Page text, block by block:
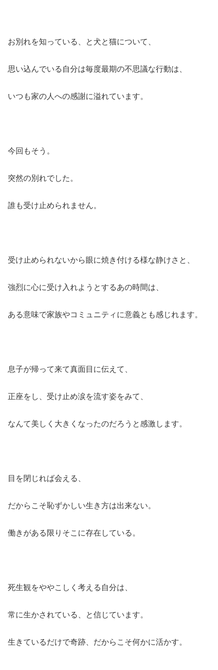
お別れを知っている、と犬と猫について、
思い込んでいる自分は毎度最期の不思議な行動は、
いつも家の人への感謝に溢れています。
今回もそう。
突然の別れでした。
誰も受け止められません。
受け止められないから眼に焼き付ける様な静けさと、
強烈に心に受け入れようとするあの時間は、
ある意味で家族やコミュニティに意義とも感じれます。
息子が帰って来て真面目に伝えて、
正座をし、受け止め涙を流す姿をみて、
なんて美しく大きくなったのだろうと感激します。
目を閉じれば会える、
だからこそ恥ずかしい生き方は出来ない。
働きがある限りそこに存在している。
死生観をややこしく考える自分は、
常に生かされている、と信じています。
生きているだけで奇跡、だからこそ何かに活かす。